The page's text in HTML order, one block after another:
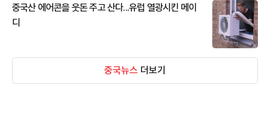
중국산 에어콘을 웃돈 주고 산다...유럽 열광시킨 메이
디
중국뉴스 더보기